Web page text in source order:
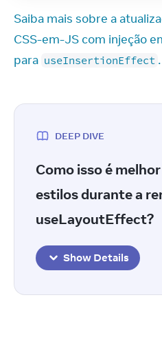
Saiba mais sobre a
CSS-em-JS com injeção
para useInsertionEffect .
DEEP DIVE
Como isso é
estilos durante a
useLayoutEffect?
Show Details